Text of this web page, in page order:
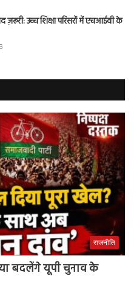
ज़रूरी: उच्च शिक्षा परिसरों में एचआईवी के
राजनीति
बदलेंगे यूपी चुनाव के